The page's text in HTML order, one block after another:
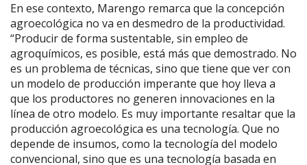
En ese contexto, Marengo remarca que la concepción
agroecológica no va en desmedro de la productividad.
“Producir de forma sustentable, sin empleo de
agroquímicos, es posible, está más que demostrado. No
es un problema de técnicas, sino que tiene que ver con
un modelo de producción imperante que hoy lleva a
que los productores no generen innovaciones en la
línea de otro modelo. Es muy importante resaltar que la
producción agroecológica es una tecnología. Que no
depende de insumos, como la tecnología del modelo
convencional, sino que es una tecnología basada en